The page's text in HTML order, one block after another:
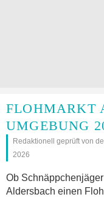
FLOHMARKT
UMGEBUNG
Redaktionell geprüft von
2026
Ob
Aldersbach einen